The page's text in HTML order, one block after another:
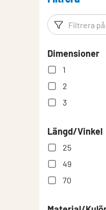
Dimensioner
1
2
3
Längd/Vinkel
25
49
70